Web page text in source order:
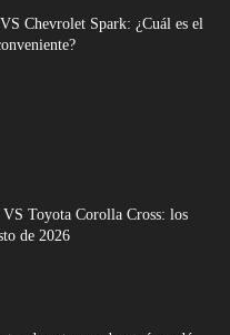
Chevrolet Spark: ¿Cuál es el
Toyota Corolla Cross: los
de 2026